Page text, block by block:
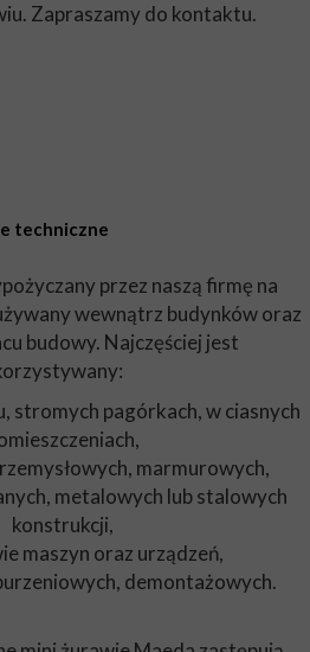
Zapraszamy do kontaktu.
przez naszą firmę na
wewnątrz budynków oraz
budowy. Najczęściej jest
stromych pagórkach, w ciasnych
marmurowych,
metalowych lub stalowych
konstrukcji,
maszyn oraz urządzeń,
demontażowych.
techniczne